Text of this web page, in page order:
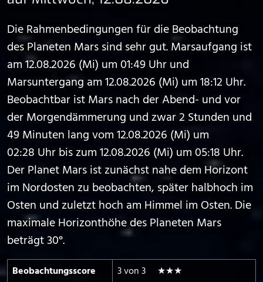
Die Rahmenbedingungen für die Beobachtung
des Planeten Mars sind sehr gut. Marsaufgang ist
am 12.08.2026 (Mi) um 01:49 Uhr und
Marsuntergang am 12.08.2026 (Mi) um 18:12 Uhr.
Beobachtbar ist Mars nach der Abend- und vor
der Morgendämmerung und zwar 2 Stunden und
49 Minuten lang vom 12.08.2026 (Mi) um
02:28 Uhr bis zum 12.08.2026 (Mi) um 05:18 Uhr.
Der Planet Mars ist zunächst nahe dem Horizont
im Nordosten zu beobachten, später halbhoch im
Osten und zuletzt hoch am Himmel im Osten. Die
maximale Horizonthöhe des Planeten Mars
beträgt 30°.
Beobachtungs­score
3 von 3 ★★★